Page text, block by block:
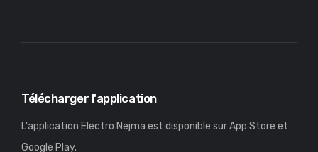
Télécharger l'application
L'application Electro Nejma est disponible sur App Store et
Google Play.